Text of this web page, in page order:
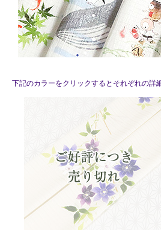
下記のカラーをクリックするとそれぞれの詳